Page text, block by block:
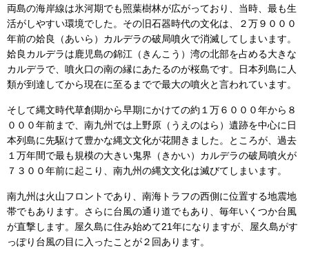
両島の海岸線は氷河期でも照葉樹林が広がっており、当時、最も生
活がしやすい環境でした。その旧石器時代の文化は、２万９０００
年前の姶良（あいら）カルデラの破局噴火で消滅してしまいます。
姶良カルデラは鹿児島の錦江（きんこう）湾の北部を占める大きな
カルデラで、噴火口の南の縁にあたるのが桜島です。日本列島に人
類が到達してから現在に至るまでで最大の噴火と言われています。
そして縄文時代草創期から早期にかけての約１万６０００年から８
０００年前まで、南九州では上野原（うえのはら）遺跡を中心に日
本列島に先駆けて豊かな縄文文化が花開きました。ところが、過去
１万年間で最も規模の大きい鬼界（きかい）カルデラの破局噴火が
７３００年前に起こり、南九州の縄文文化は滅びてしまいます。
南九州は火山フロントであり、南海トラフの西側に位置する地震地
帯でもあります。さらに台風の通り道でもあり、毎年いくつか台風
が直撃します。屋久島に住み始めて21年になりますが、屋久島がす
っぽり台風の目に入ったことが２回あります。